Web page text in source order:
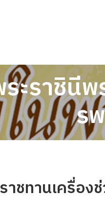
ะราชินี
ร
ชทานเครื่อง